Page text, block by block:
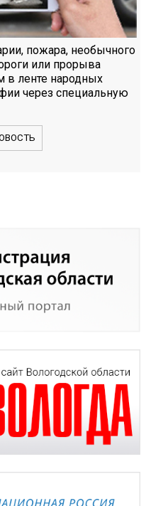
пожара, необычного
или прорыва
в ленте народных
через специальную